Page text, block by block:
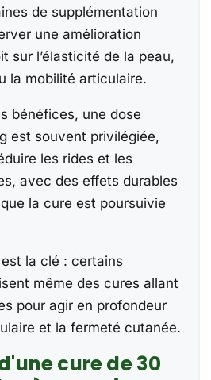
de supplémentation
une amélioration
sur l’élasticité de la peau,
la mobilité articulaire.
bénéfices, une dose
est souvent privilégiée,
les rides et les
avec des effets durables
la cure est poursuivie
la clé : certains
même des cures allant
pour agir en profondeur
et la fermeté cutanée.
cure de 30